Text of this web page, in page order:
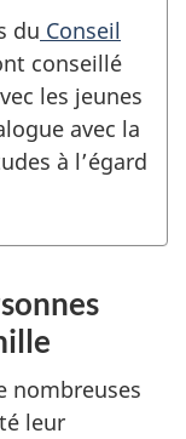
du Conseil
conseillé
les jeunes
avec la
à l’égard
nombreuses
leur